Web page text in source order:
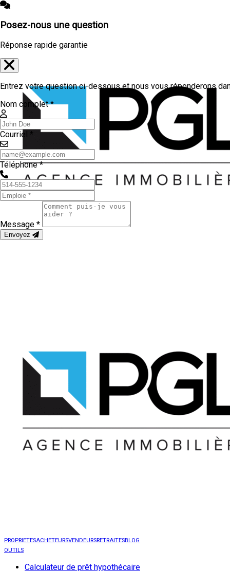
PROPRIETESACHETEURSVENDEURSRETRAITESBLOG
OUTILS
Calculateur de prêt hypothécaire
Posez-nous une question
Réponse rapide garantie
Entrez votre question ci-dessous et nous vous réponderons
Nom complet *
Courriel *
Téléphone *
Message *
Envoyez